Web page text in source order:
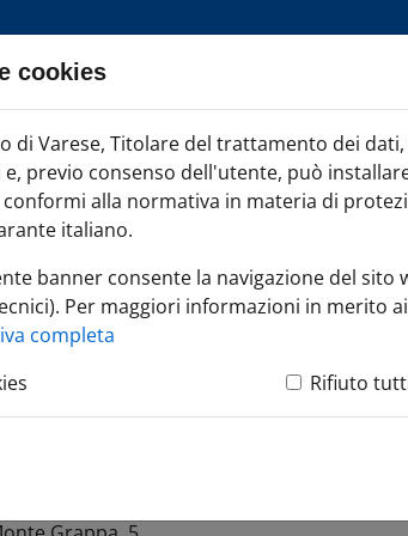
di digital marketing
marketing
cookies
di Varese, Titolare del trattamento dei
previo consenso dell'utente, può
alla normativa in materia di
italiano.
banner consente la navigazione del
Per maggiori informazioni in merito
completa
Rifiuto